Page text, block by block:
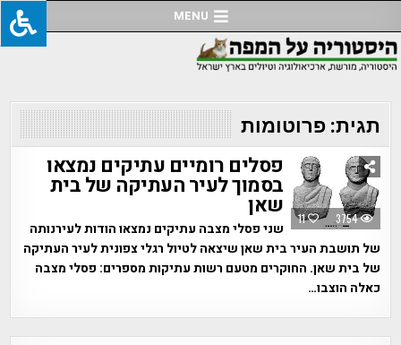
to
content
MENU
תגית:פרוטומות
11 3754
פסלים רומיים עתיקים נמצאו
בסמוך לעיר העתיקה של בית
שאן
שני פסלי מצבה עתיקים נמצאו הודות לעירנותה
של תושבת העיר בית שאן שיצאה לטיול רגלי צפונית לעיר העתיקה
של בית שאן. החוקרים מטעם רשות עתיקות מספרים: פסלי מצבה
כאלה הוצבו…